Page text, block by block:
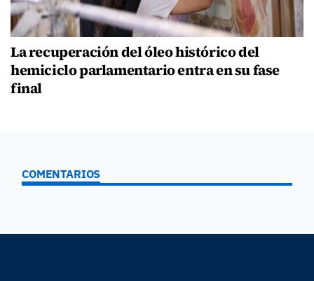
La recuperación del óleo histórico del
hemiciclo parlamentario entra en su fase
final
COMENTARIOS